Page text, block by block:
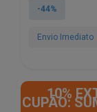
original
€69.00.
atual
€38.90.
-44%
Envio Imediato
10%
CUPÃO: